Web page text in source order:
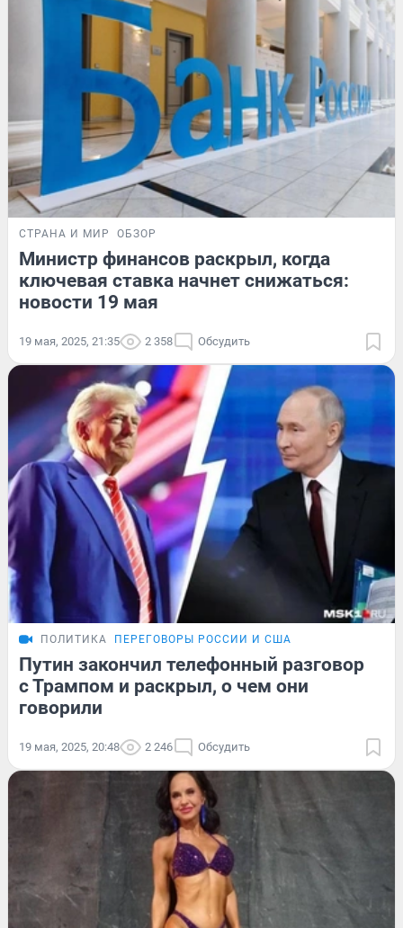
СТРАНА И МИР ОБЗОР
Министр финансов раскрыл, когда
ключевая ставка начнет снижаться:
новости 19 мая
19 мая, 2025, 21:35 2 358 Обсудить
ПОЛИТИКА ПЕРЕГОВОРЫ РОССИИ И США
Путин закончил телефонный разговор
с Трампом и раскрыл, о чем они
говорили
19 мая, 2025, 20:48 2 246 Обсудить